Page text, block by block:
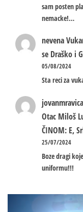
sam posten
nemacke!…
nevena
se Draško i
05/08/2024
Sta reci za
jovanmravica
Otac Miloš
ČINOM: E,
25/07/2024
Boze dragi
uniformu!!!